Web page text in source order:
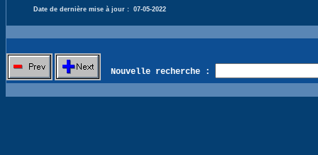
Date de dernière mise à jour : 07-05-2022
Nouvelle recherche :